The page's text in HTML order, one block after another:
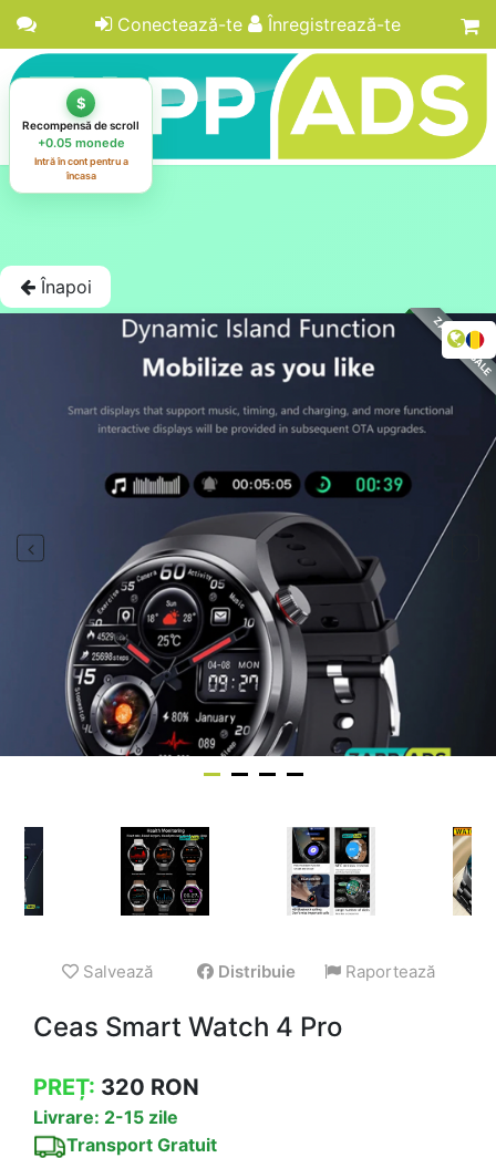
Conectează-te Înregistrează-te
Înapoi
ZAPPADS SALE
Salvează Distribuie Raportează
Ceas Smart Watch 4 Pro
PREȚ: 320 RON
Livrare: 2-15 zile
Transport Gratuit